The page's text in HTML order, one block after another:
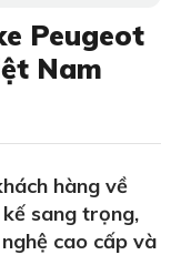
Peugeot
Nam
hàng về
sang trọng,
cao cấp và